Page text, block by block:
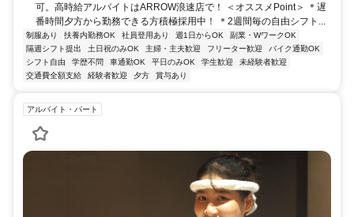
可。高時給アルバイトはARROW浪速店で！ ＜オススメPoint＞ ＊遅
番時間夕方から勤務できる方積極採用中！ ＊2週間毎の自由シフト...
制服あり 扶養内勤務OK 社員登用あり 週1日からOK
副業・WワークOK
隔週シフト提出
土日祝のみOK 主婦・主夫歓迎 フリーター歓迎
バイク通勤OK
シフト自由
学歴不問 車通勤OK 平日のみOK 学生歓迎
未経験者歓迎
交通費全額支給
経験者歓迎 夕方 賞与あり
アルバイト・パート